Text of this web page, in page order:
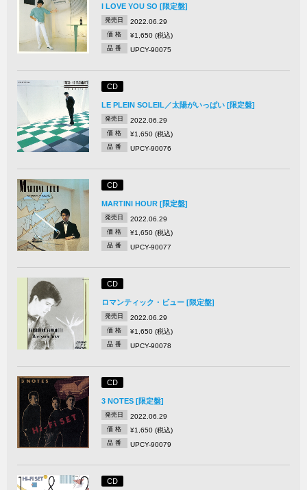
I LOVE YOU SO [限定盤]
発売日 2022.06.29
価 格 ¥1,650 (税込)
品 番 UPCY-90075
CD
LE PLEIN SOLEIL／太陽がいっぱい [限定盤]
発売日 2022.06.29
価 格 ¥1,650 (税込)
品 番 UPCY-90076
CD
MARTINI HOUR [限定盤]
発売日 2022.06.29
価 格 ¥1,650 (税込)
品 番 UPCY-90077
CD
ロマンティック・ビュー [限定盤]
発売日 2022.06.29
価 格 ¥1,650 (税込)
品 番 UPCY-90078
CD
3 NOTES [限定盤]
発売日 2022.06.29
価 格 ¥1,650 (税込)
品 番 UPCY-90079
CD